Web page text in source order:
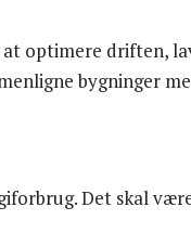
optimere driften,
bygninger
Det skal